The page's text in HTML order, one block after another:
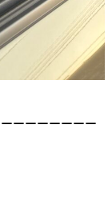
ーーーーーーー